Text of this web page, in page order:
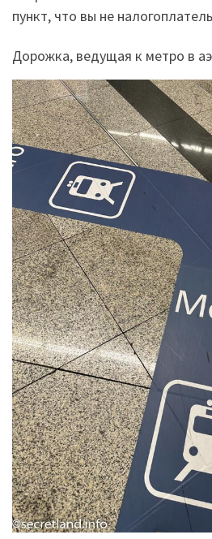
пункт, что вы не
Дорожка, ведущая к метро в